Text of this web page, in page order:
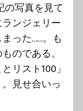
の写真を見て
ンジェリー
った……。も
のである。
リスト100」
見せ合いっ